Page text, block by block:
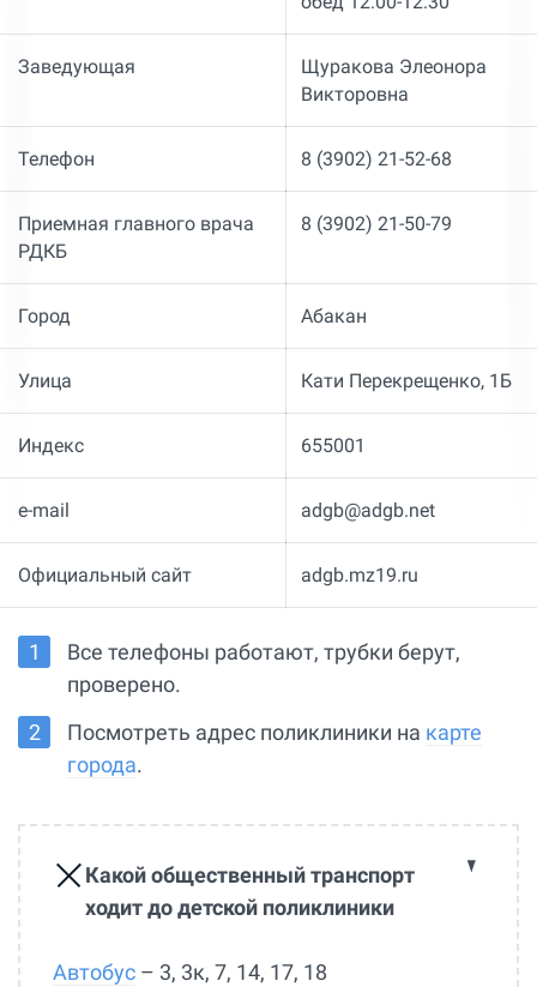
Заведующая
Щуракова Элеонора
Викторовна
Телефон 8 (3902) 21-52-68
Приемная главного врача
РДКБ
8 (3902) 21-50-79
Город Абакан
Улица Кати Перекрещенко, 1Б
Индекс 655001
e-mail adgb@adgb.net
Официальный сайт adgb.mz19.ru
Все телефоны работают, трубки берут,
проверено.
Посмотреть адрес поликлиники на карте
города.
Какой общественный транспорт
ходит до детской поликлиники
Автобус – 3, 3к, 7, 14, 17, 18